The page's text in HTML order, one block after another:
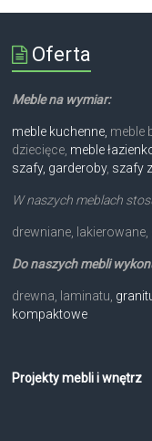
Oferta
Meble na wymiar:
meble kuchenne, meble
dziecięce, meble
szafy, garderoby, szafy
W naszych meblach
drewniane, lakierowane,
Do naszych mebli
drewna, laminatu,
kompaktowe
Projekty mebli i wnętrz